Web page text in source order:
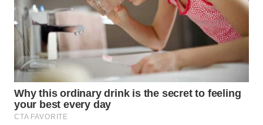
WN
DEPOK
WN
TAPANULI
UTARA